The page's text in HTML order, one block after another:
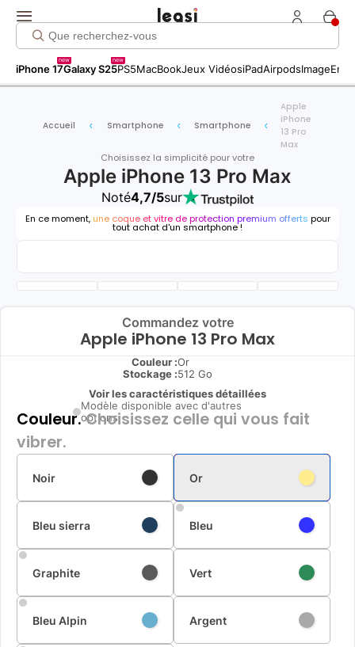
iPhone 17
new
Galaxy S25
new
PS5MacBookJeux VidéosiPadAirpodsImage
Accueil Smartphone Smartphone
Apple
iPhone
13 Pro
Max
Choisissez la simplicité pour votre
Apple iPhone 13 Pro Max
Noté4,7/5sur
En ce moment, une coque et vitre de protection premium offerts pour
tout achat d'un smartphone !
Commandez votre
Apple iPhone 13 Pro Max
Couleur :Or
Stockage :512 Go
Voir les caractéristiques détaillées
Modèle disponible avec d'autres
options
Couleur.Choisissez celle qui vous fait
vibrer.
Noir Or
Bleu sierra Bleu
Graphite Vert
Bleu Alpin Argent